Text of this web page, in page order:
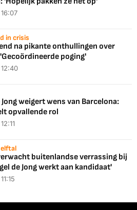
in crisis
na pikante onthullingen over
poging'
Jong weigert wens van Barcelona:
opvallende rol
elftal
buitenlandse verrassing bij
de Jong werkt aan kandidaat'